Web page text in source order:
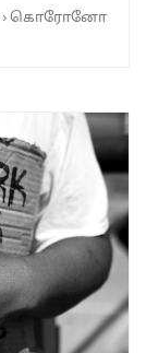
›கொரோனோ